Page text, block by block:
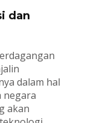
dan
dalam hal
negara
akan